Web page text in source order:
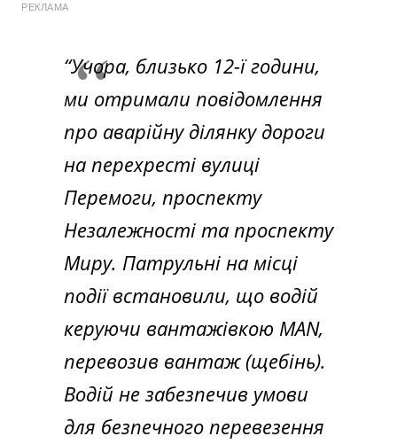
РЕКЛАМА
“Учора, близько 12-ї години,
ми отримали повідомлення
про аварійну ділянку дороги
на перехресті вулиці
Перемоги, проспекту
Незалежності та проспекту
Миру. Патрульні на місці
події встановили, що водій
керуючи вантажівкою MAN,
перевозив вантаж (щебінь).
Водій не забезпечив умови
для безпечного перевезення